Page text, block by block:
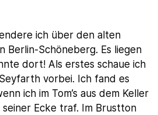
ich über den alten
Berlin-Schöneberg. Es liegen
dort! Als erstes schaue ich
vorbei. Ich fand es
ich im Tom’s aus dem Keller
seiner Ecke traf. Im Brustton